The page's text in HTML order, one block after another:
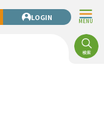
MENU
LOGIN